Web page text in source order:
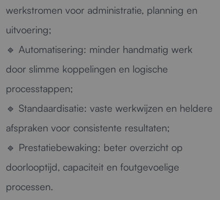
werkstromen voor administratie, planning en
uitvoering;
🔹 Automatisering: minder handmatig werk
door slimme koppelingen en logische
processtappen;
🔹 Standaardisatie: vaste werkwijzen en heldere
afspraken voor consistente resultaten;
🔹 Prestatiebewaking: beter overzicht op
doorlooptijd, capaciteit en foutgevoelige
processen.